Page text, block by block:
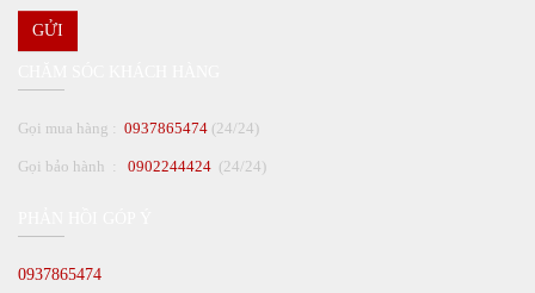
GỬI
Gọi mua hàng : 0937865474 (24/24)
Gọi bảo hành : 0902244424 (24/24)
0937865474